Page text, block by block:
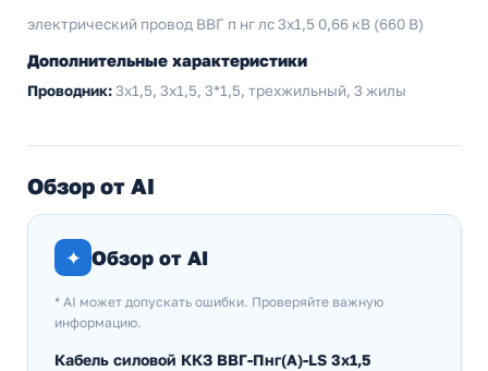
электрический провод ВВГ п нг лс 3x1,5 0,66 кВ (660 В)
Дополнительные характеристики
Проводник:3х1,5, 3x1,5, 3*1,5, трехжильный, 3 жилы
Обзор от AI
✦ Обзор от AI
* AI может допускать ошибки. Проверяйте важную
информацию.
Кабель силовой ККЗ ВВГ-Пнг(А)-LS 3х1,5